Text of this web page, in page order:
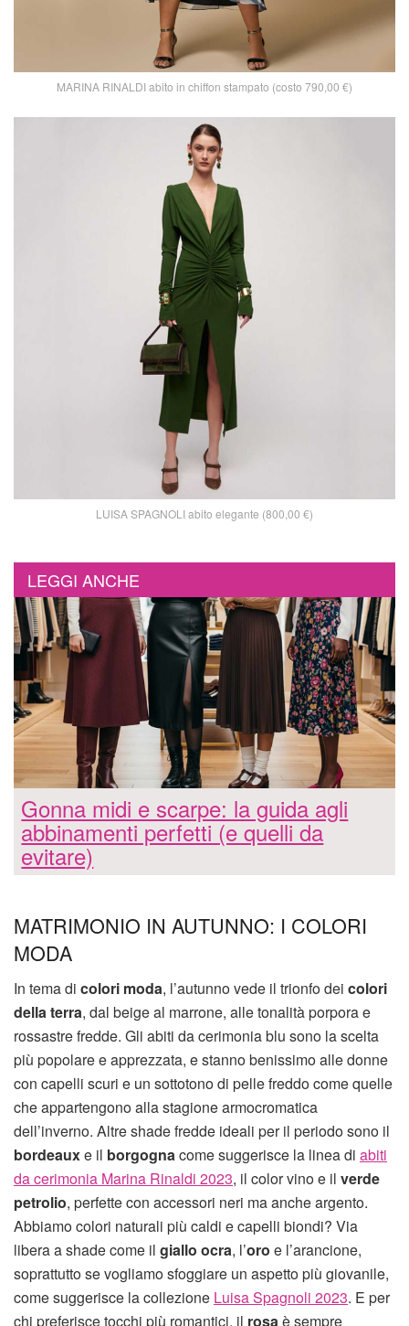
MARINA RINALDI abito in chiffon stampato (costo 790,00 €)
LUISA SPAGNOLI abito elegante (800,00 €)
LEGGI ANCHE
Gonna midi e scarpe: la guida agli
abbinamenti perfetti (e quelli da
evitare)
MATRIMONIO IN AUTUNNO: I COLORI
MODA
In tema di colori moda, l’autunno vede il trionfo dei colori
della terra, dal beige al marrone, alle tonalità porpora e
rossastre fredde. Gli abiti da cerimonia blu sono la scelta
più popolare e apprezzata, e stanno benissimo alle donne
con capelli scuri e un sottotono di pelle freddo come quelle
che appartengono alla stagione armocromatica
dell’inverno. Altre shade fredde ideali per il periodo sono il
bordeauxe il borgognacome suggerisce la linea di abiti
da cerimonia Marina Rinaldi 2023, il color vino e il verde
petrolio, perfette con accessori neri ma anche argento.
Abbiamo colori naturali più caldi e capelli biondi? Via
libera a shade come il giallo ocra, l’oro e l’arancione,
soprattutto se vogliamo sfoggiare un aspetto più giovanile,
come suggerisce la collezione Luisa Spagnoli 2023. E per
chi preferisce tocchi più romantici, il rosa è sempre